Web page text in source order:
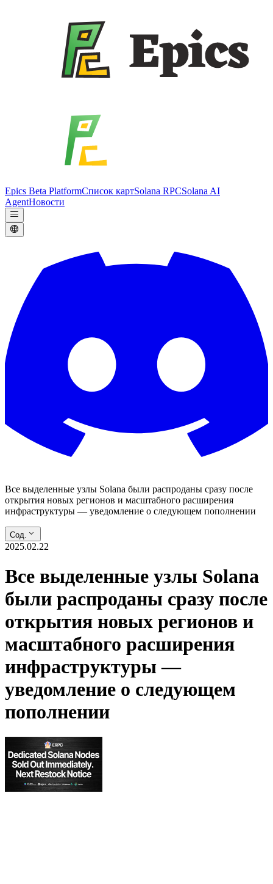
Epics Beta PlatformСписок картSolana RPCSolana AI
AgentНовости
Все выделенные узлы Solana были распроданы сразу после
открытия новых регионов и масштабного расширения
инфраструктуры — уведомление о следующем пополнении
Сод.
2025.02.22
Все выделенные узлы Solana
были распроданы сразу после
открытия новых регионов и
масштабного расширения
инфраструктуры —
уведомление о следующем
пополнении